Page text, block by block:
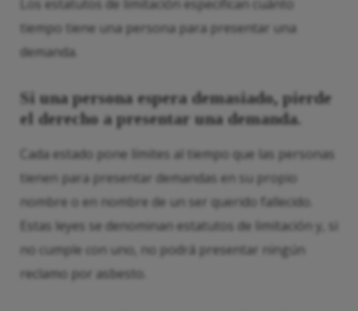
Los estatutos de limitación especifican cuánto
tiempo tiene una persona para presentar una
demanda.
Si una persona espera demasiado, pierde
el derecho a presentar una demanda.
Cada estado pone límites al tiempo que las personas
tienen para presentar demandas en su propio
nombre o en nombre de un ser querido fallecido.
Estas leyes se denominan estatutos de limitación y, si
no cumple con uno, no podrá presentar ningún
reclamo por asbesto.